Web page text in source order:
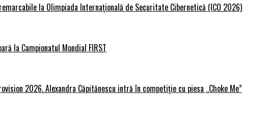
la Olimpiada Internațională de Securitate Cibernetică (ICO 2026)
la Campionatul Mondial FIRST
2026. Alexandra Căpitănescu intră în competiție cu piesa „Choke Me”